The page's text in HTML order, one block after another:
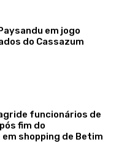
em jogo
do Cassazum
funcionários de
fim do
shopping de Betim